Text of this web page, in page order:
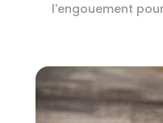
l'engouement